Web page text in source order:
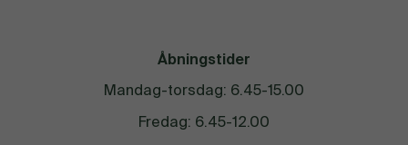
Åbningstider
Mandag-torsdag: 6.45-15.00
Fredag: 6.45-12.00